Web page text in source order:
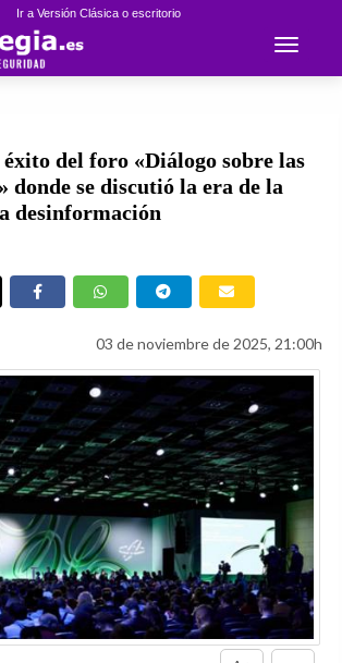
Ir a Versión Clásica o escritorio
Toggle
del foro «Diálogo sobre las
donde se discutió la era de la
desinformación
03 de noviembre de 2025, 21:00h